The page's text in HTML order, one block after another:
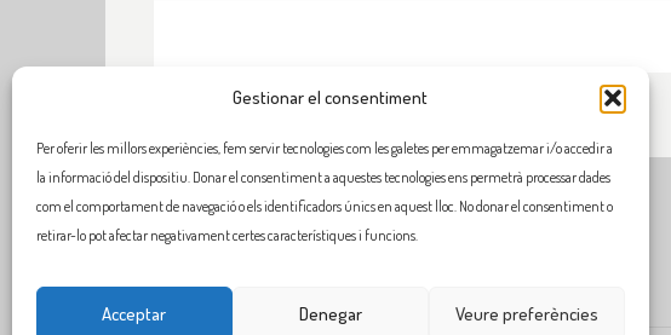
Gestionar el consentiment
Per oferir les millors experiències, fem servir tecnologies com les galetes per emmagatzemar i/o accedir a
la informació del dispositiu. Donar el consentiment a aquestes tecnologies ens permetrà processar dades
com el comportament de navegació o els identificadors únics en aquest lloc. No donar el consentiment o
retirar-lo pot afectar negativament certes característiques i funcions.
Acceptar Denegar Veure preferències